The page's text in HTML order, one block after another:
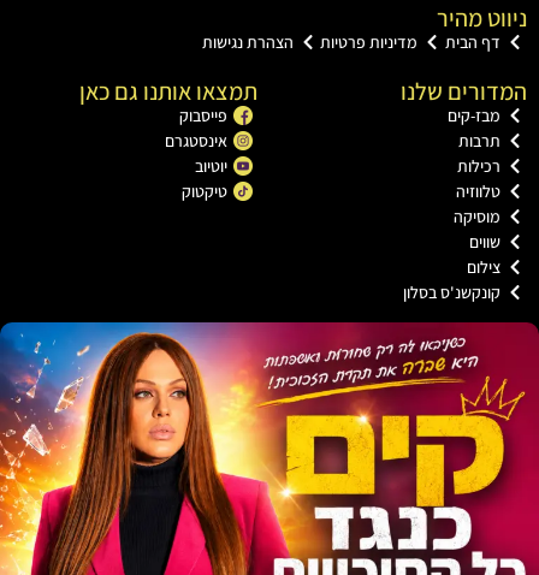
מהיר
הבית מדיניות פרטיות הצהרת נגישות
שלנו
קים
בסלון
תמצאו אותנו גם כאן
פייסבוק
אינסטגרם
יוטיוב
טיקטוק